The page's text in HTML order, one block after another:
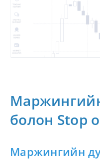
болон Stop
Маржингийн